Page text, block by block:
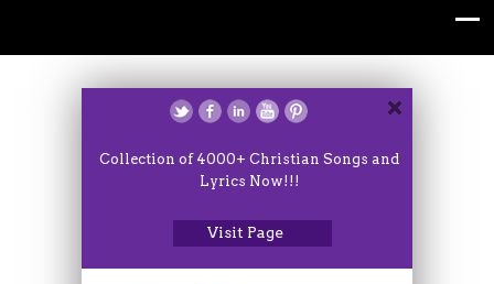
Collection of 4000+ Christian Songs and
Lyrics Now!!!
Visit Page